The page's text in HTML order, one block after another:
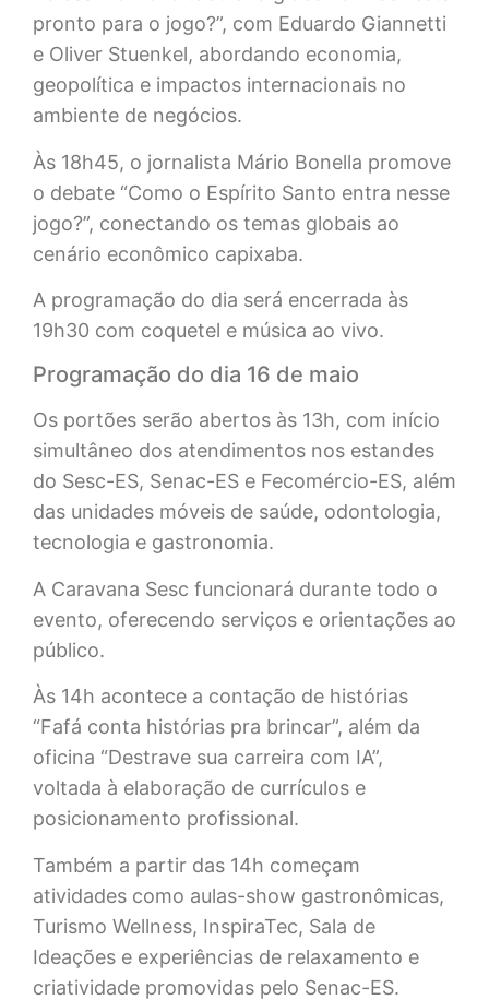
pronto para o jogo?”, com Eduardo Giannetti
e Oliver Stuenkel, abordando economia,
geopolítica e impactos internacionais no
ambiente de negócios.
Às 18h45, o jornalista Mário Bonella promove
o debate “Como o Espírito Santo entra nesse
jogo?”, conectando os temas globais ao
cenário econômico capixaba.
A programação do dia será encerrada às
19h30 com coquetel e música ao vivo.
Programação do dia 16 de maio
Os portões serão abertos às 13h, com início
simultâneo dos atendimentos nos estandes
do Sesc-ES, Senac-ES e Fecomércio-ES, além
das unidades móveis de saúde, odontologia,
tecnologia e gastronomia.
A Caravana Sesc funcionará durante todo o
evento, oferecendo serviços e orientações ao
público.
Às 14h acontece a contação de histórias
“Fafá conta histórias pra brincar”, além da
oficina “Destrave sua carreira com IA”,
voltada à elaboração de currículos e
posicionamento profissional.
Também a partir das 14h começam
atividades como aulas-show gastronômicas,
Turismo Wellness, InspiraTec, Sala de
Ideações e experiências de relaxamento e
criatividade promovidas pelo Senac-ES.